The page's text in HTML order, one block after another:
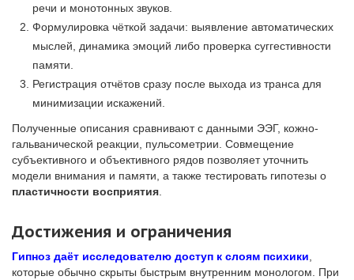
речи и монотонных звуков.
Формулировка чёткой задачи: выявление автоматических
мыслей, динамика эмоций либо проверка суггестивности
памяти.
Регистрация отчётов сразу после выхода из транса для
минимизации искажений.
Полученные описания сравнивают с данными ЭЭГ, кожно-
гальванической реакции, пульсометрии. Совмещение
субъективного и объективного рядов позволяет уточнить
модели внимания и памяти, а также тестировать гипотезы о
пластичности восприятия
Достижения и ограничения
Гипноз даёт исследователю доступ к слоям психики
которые обычно скрыты быстрым внутренним монологом. При